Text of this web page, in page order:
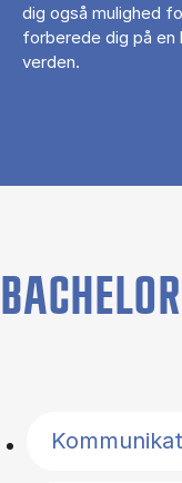
dig også mulighed
forberede dig på en
verden.